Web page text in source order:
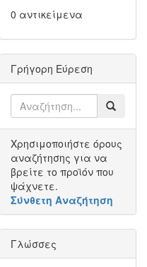
0 αντικείμενα
Γρήγορη Εύρεση
Χρησιμοποιήστε όρους
αναζήτησης για να
βρείτε το προϊόν που
ψάχνετε.
Σύνθετη Αναζήτηση
Γλώσσες